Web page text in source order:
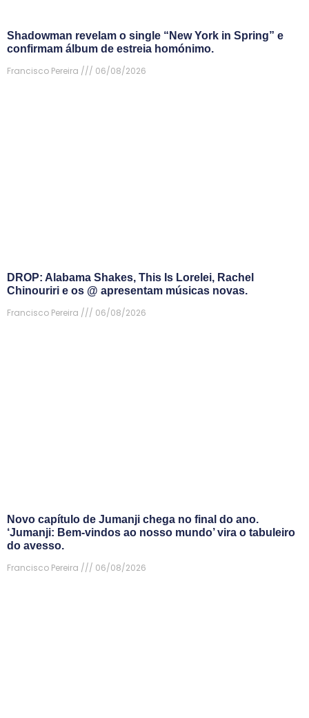
Shadowman revelam o single “New York in Spring” e
confirmam álbum de estreia homónimo.
Francisco Pereira
06/08/2026
DROP: Alabama Shakes, This Is Lorelei, Rachel
Chinouriri e os @ apresentam músicas novas.
Francisco Pereira
06/08/2026
Novo capítulo de Jumanji chega no final do ano.
‘Jumanji: Bem-vindos ao nosso mundo’ vira o tabuleiro
do avesso.
Francisco Pereira
06/08/2026